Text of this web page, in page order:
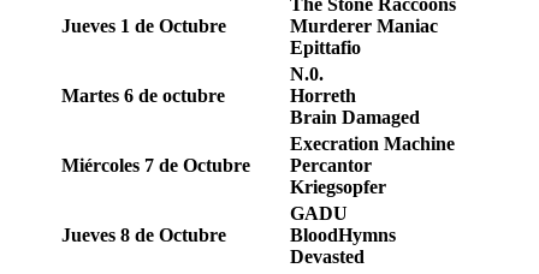
Jueves 1 de Octubre
The Stone Raccoons
Murderer Maniac
Epittafio
Martes 6 de octubre
N.0.
Horreth
Brain Damaged
Miércoles 7 de Octubre
Execration Machine
Percantor
Kriegsopfer
Jueves 8 de Octubre
GADU
BloodHymns
Devasted